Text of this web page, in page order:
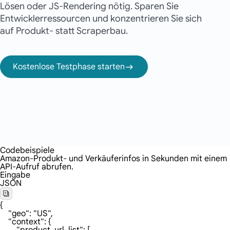
Lösen oder JS-Rendering nötig. Sparen Sie
Entwicklerressourcen und konzentrieren Sie sich
auf Produkt- statt Scraperbau.
Kostenlose Testphase starten
Codebeispiele
Amazon-Produkt- und Verkäuferinfos in Sekunden mit einem
API-Aufruf abrufen.
Eingabe
JSON
{
    "geo": "US",
    "context": {